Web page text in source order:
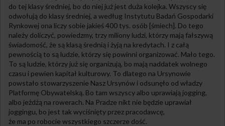
do tej klasy średniej, bo do niej już jest duża kolejka. Wszyscy się
odwołują do klasy średniej, a według Instytutu Badań Gospodarki
Rynkowej ona liczy sobie jakieś 400 tys. osób [śmiech]. Do tego
należy doliczyć, powiedzmy, trzy miliony ludzi, którzy mają fałszywą
świadomość, że są klasą średnią i żyją na kredytach. I z całą
pewnością to są ludzie, którzy się powinni organizować. Mało tego.
To są ludzie, którzy już się organizują, bo mają naddatek wolnego
czasu i pewien kapitał kulturowy. To dlatego na Ursynowie
powstało stowarzyszenie Nasz Ursynów i odsunęło od władzy
Platformę Obywatelską. Bo tam wszyscy albo uprawiają jogging,
albo jeżdżą na rowerach. Na Pradze nikt nie będzie uprawiał
joggingu, bo jest tak wyciśnięty przez pracodawcę,
że ma po robocie wszystkiego szczerze dość.